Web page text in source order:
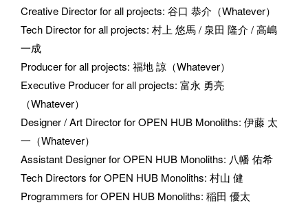
Creative Director for all projects: 谷口 恭介（Whatever）
Tech Director for all projects: 村上 悠馬 / 泉田 隆介 / 高嶋
一成
Producer for all projects: 福地 諒（Whatever）
Executive Producer for all projects: 富永 勇亮
（Whatever）
Designer / Art Director for OPEN HUB Monoliths: 伊藤 太
一（Whatever）
Assistant Designer for OPEN HUB Monoliths: 八幡 佑希
Tech Directors for OPEN HUB Monoliths: 村山 健
Programmers for OPEN HUB Monoliths: 稲田 優太